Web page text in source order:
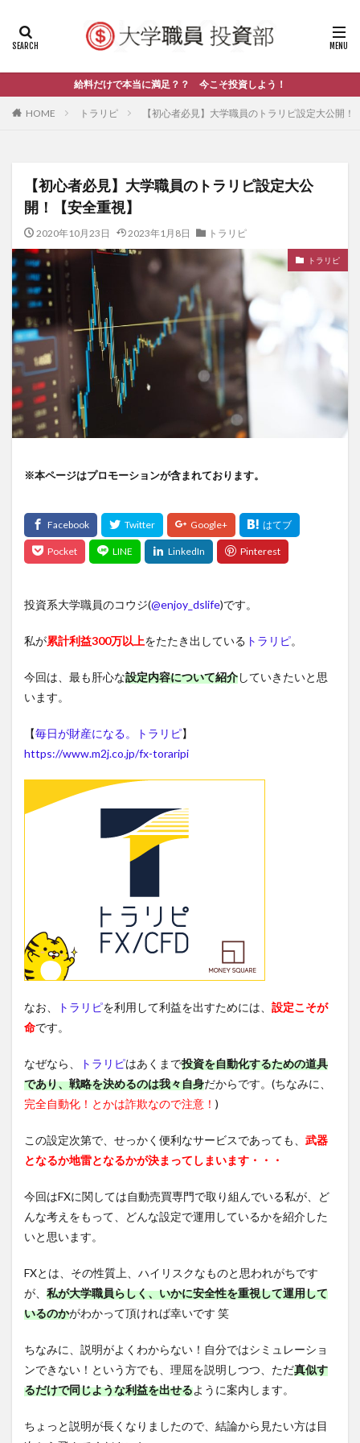
給料だけで本当に満足？？ 今こそ投資しよう！
HOME トラリピ 【初心者必見】大学職員のトラリピ設定大公開！
【初心者必見】大学職員のトラリピ設定大公
開！【安全重視】
2020年10月23日 2023年1月8日 トラリピ
トラリピ
※本ページはプロモーションが含まれております。
投資系大学職員のコウジ(@enjoy_dslife)です。
私が累計利益300万以上をたたき出している トラリピ。
今回は、最も肝心な設定内容について紹介していきたいと思
います。
【毎日が財産になる。トラリピ】
https://www.m2j.co.jp/fx-toraripi
なお、 トラリピを利用して利益を出すためには、 設定こそが
命です。
なぜなら、 トラリピはあくまで投資を自動化するための道具
であり、戦略を決めるのは我々自身だからです。(ちなみに、
完全自動化！とかは詐欺なので注意！ )
この設定次第で、せっかく便利なサービスであっても、 武器
となるか地雷となるかが決まってしまいます・・・
今回はFXに関しては自動売買専門で取り組んでいる私が、ど
んな考えをもって、どんな設定で運用しているかを紹介した
いと思います。
FXとは、その性質上、ハイリスクなものと思われがちです
が、 私が大学職員らしく、いかに安全性を重視して運用して
いるのかがわかって頂ければ幸いです 笑
ちなみに、説明がよくわからない！自分ではシミュレーショ
ンできない！という方でも、理屈を説明しつつ、ただ真似す
るだけで同じような利益を出せるように案内します。
ちょっと説明が長くなりましたので、結論から見たい方は目